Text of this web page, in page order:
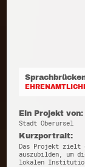
Ein Projekt von:
Stadt Oberursel
Kurzportrait:
Das Projekt zielt
auszubilden, um
lokalen